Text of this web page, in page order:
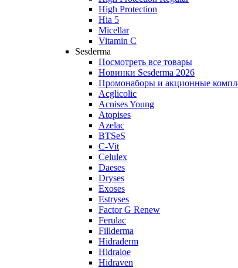
High Protection
Hia 5
Micellar
Vitamin C
Sesderma
Посмотреть все товары
Новинки Sesderma 2026
Промонаборы и акционные
Acglicolic
Acnises Young
Atopises
Azelac
BTSeS
C‑Vit
Celulex
Daeses
Dryses
Exoses
Estryses
Factor G Renew
Ferulac
Fillderma
Hidraderm
Hidraloe
Hidraven